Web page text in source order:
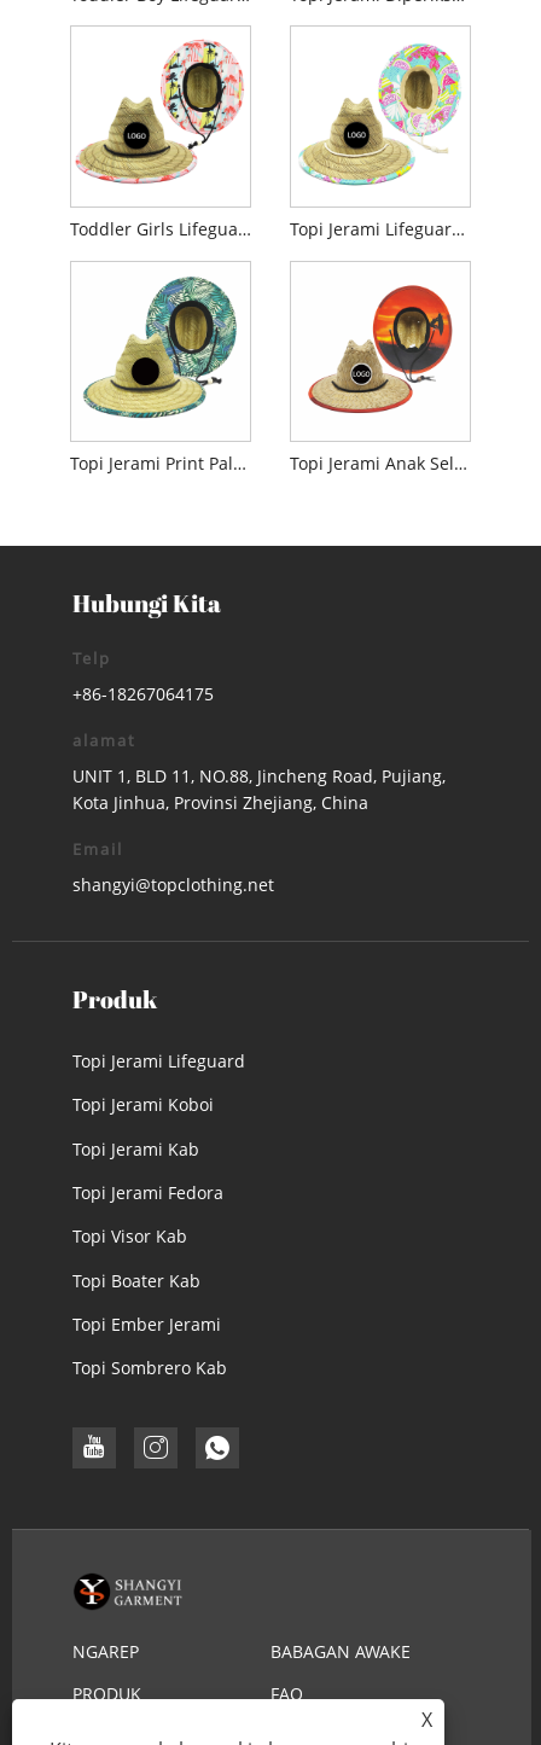
Toddler Girls Lifeguard Topi Jerami Topi Jerami Lifeguard Bocah-bocah wadon
Topi Jerami Print Palm Anak Topi Jerami Anak Selancar
Hubungi Kita
Telp
+86-18267064175
alamat
UNIT 1, BLD 11, NO.88, Jincheng Road, Pujiang,
Kota Jinhua, Provinsi Zhejiang, China
Email
shangyi@topclothing.net
Produk
Topi Jerami Lifeguard
Topi Jerami Koboi
Topi Jerami Kab
Topi Jerami Fedora
Topi Visor Kab
Topi Boater Kab
Topi Ember Jerami
Topi Sombrero Kab
NGAREP
BABAGAN AWAKE
DHEWE
PRODUK
FAQ
NGUNDHUH
KIRIM PITAKONAN
X